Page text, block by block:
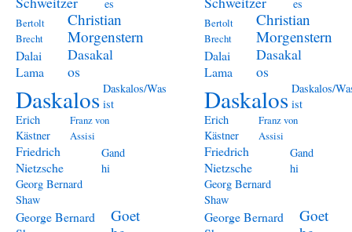
es
Bertolt
Brecht
Christian
Morgenstern
Dalai
Lama
Dasakal
os
Daskalos Daskalos/Was
ist
Erich
Kästner
Franz von
Assisi
Friedrich
Nietzsche
Gand
hi
Georg Bernard
Shaw
George Bernard
Goet
es
Bertolt
Brecht
Christian
Morgenstern
Dalai
Lama
Dasakal
os
Daskalos Daskalos/
ist
Erich
Kästner
Franz von
Assisi
Friedrich
Nietzsche
Gand
hi
Georg Bernard
Shaw
George Bernard
Goet